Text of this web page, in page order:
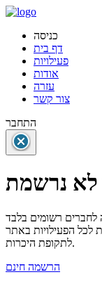
כניסה
דף בית
פעילויות
אודות
עזרה
צור קשר
התחבר
לכל הפעילויות באתר
לתקופת היכרות.
הרשמה חינם